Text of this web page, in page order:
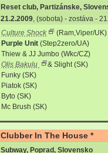
Reset club, Partizánske,
21.2.2009 , (sobota) - zostáva -
Culture Shock
(Ram,Viper/UK)
Purple Unit (Step2zero/UA)
Thiew & JJ Jumbo (Wkc/CZ)
Olis Bakulu
& Slight (SK)
Funky (SK)
Piatok (SK)
Byto (SK)
Mc Brush (SK)
Clubber In The House *
Subway, Poprad, Slovensko